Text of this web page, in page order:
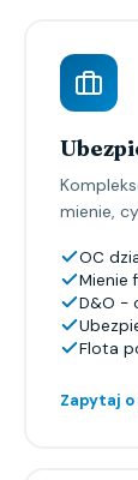
mienie,
OC
Mienie
D&O -
Flota
Zapytaj o